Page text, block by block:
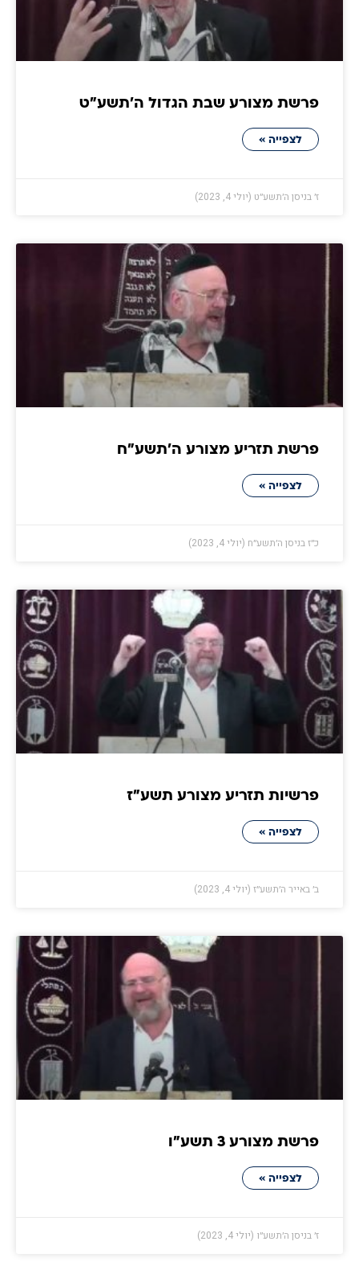
פרשת מצורע שבת הגדול ה׳תשע״ט
לצפייה »
ז׳ בניסן ה׳תשע״ט (יולי 4, 2023)
פרשת תזריע מצורע ה׳תשע״ח
לצפייה »
כ״ז בניסן ה׳תשע״ח (יולי 4, 2023)
פרשיות תזריע מצורע תשע״ז
לצפייה »
ב׳ באייר ה׳תשע״ז (יולי 4, 2023)
פרשת מצורע 3 תשע״ו
לצפייה »
ז׳ בניסן ה׳תשע״ו (יולי 4, 2023)